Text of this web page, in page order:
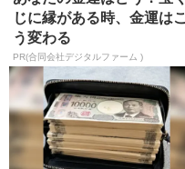
じに縁がある時、金運はこ
う変わる
PR(合同会社デジタルファーム )